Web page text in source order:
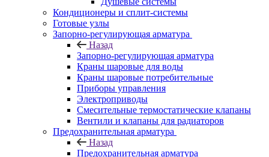
Кондиционеры и сплит-системы
Готовые узлы
Запорно-регулирующая арматура
Назад
Запорно-регулирующая арматура
Краны шаровые для воды
Краны шаровые потребительные
Приборы управления
Электроприводы
Смесительные термостатические клапаны
Вентили и клапаны для радиаторов
Предохранительная арматура
Назад
Предохранительная арматура